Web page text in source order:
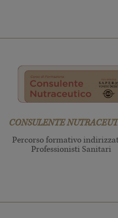
CONSULENTE
Percorso formativo
Professionisti Sanitari